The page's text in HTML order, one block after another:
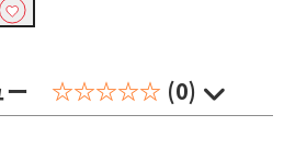
ー ☆☆☆☆☆ (0)